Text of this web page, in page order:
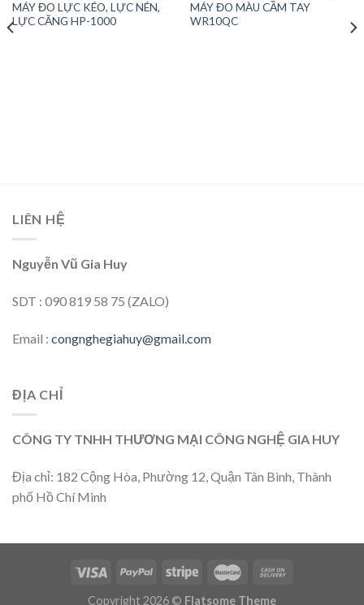
Add to
MÁY ĐO LỰC KÉO, LỰC NÉN,
LỰC CĂNG HP-1000
MÁY ĐO MÀU CẦM TAY
WR10QC
LIÊN HỆ
Nguyễn Vũ Gia Huy
SDT : 090 819 58 75 (ZALO)
Email : congnghegiahuy@gmail.com
ĐỊA CHỈ
CÔNG TY TNHH THƯƠNG MẠI CÔNG NGHỆ GIA HUY
Địa chỉ: 182 Cộng Hòa, Phường 12, Quận Tân Bình, Thành
phố Hồ Chí Minh
Copyright 2026 © Flatsome Theme